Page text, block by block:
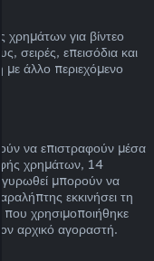
για βίντεο
σειρές, επεισόδια και
με άλλο περιεχόμενο
να επιστραφούν μέσα
χρημάτων, 14
μπορούν να
εκκινήσει τη
που χρησιμοποιήθηκε
αρχικό αγοραστή.